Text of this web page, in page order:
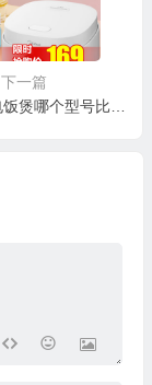
下一篇